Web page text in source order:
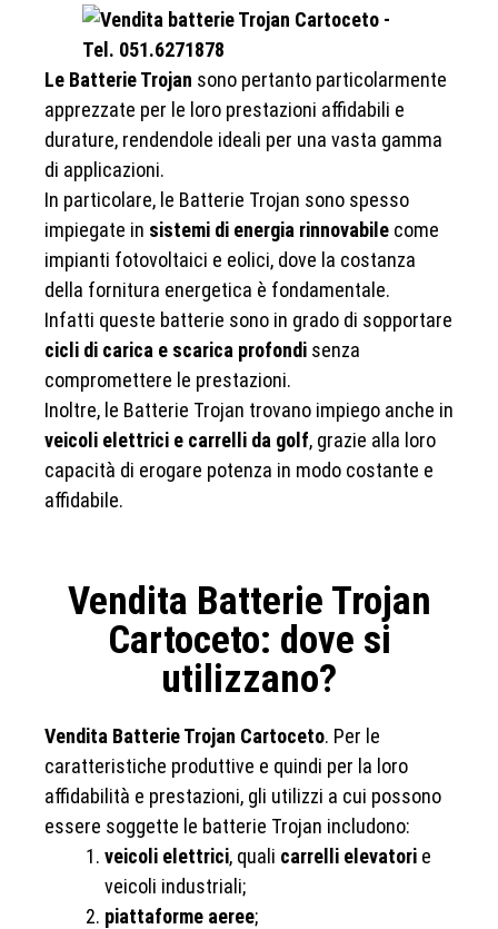
Le Batterie Trojan sono pertanto particolarmente
apprezzate per le loro prestazioni affidabili e
durature, rendendole ideali per una vasta gamma
di applicazioni.
In particolare, le Batterie Trojan sono spesso
impiegate in sistemi di energia rinnovabile come
impianti fotovoltaici e eolici, dove la costanza
della fornitura energetica è fondamentale.
Infatti queste batterie sono in grado di sopportare
cicli di carica e scarica profondi senza
compromettere le prestazioni.
Inoltre, le Batterie Trojan trovano impiego anche in
veicoli elettrici e carrelli da golf, grazie alla loro
capacità di erogare potenza in modo costante e
affidabile.
Vendita Batterie Trojan
Cartoceto: dove si
utilizzano?
Vendita Batterie Trojan Cartoceto. Per le
caratteristiche produttive e quindi per la loro
affidabilità e prestazioni, gli utilizzi a cui possono
essere soggette le batterie Trojan includono:
veicoli elettrici, quali carrelli elevatori e
veicoli industriali;
piattaforme aeree;